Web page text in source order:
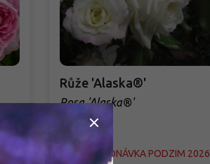
Růže 'Alaska®'
Rosa 'Alaska®'
PŘEDOBJEDNÁVKA PODZIM 2026